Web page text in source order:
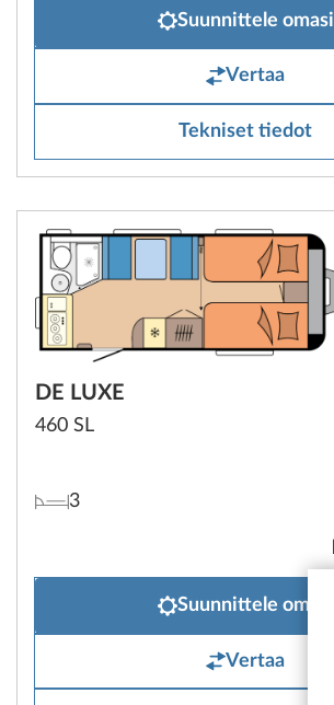
Suunnittele omasi
Vertaa
Tekniset tiedot
DE LUXE
460 SL
3
Suunnittele omasi
Vertaa